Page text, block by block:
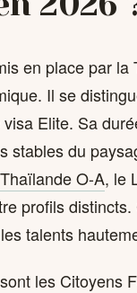
en place par
Il se
Elite. Sa
stables du
O-A, le
profils
talents
les Citoyens